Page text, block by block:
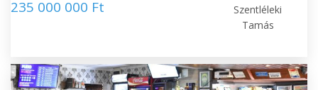
235 000 000 Ft
Szentléleki
Tamás